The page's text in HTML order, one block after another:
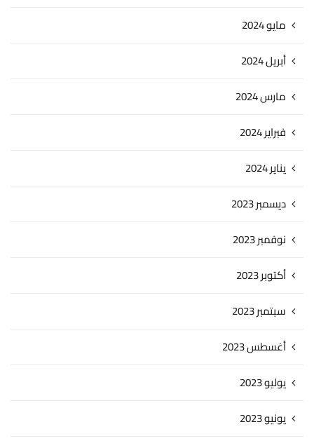
مايو 2024
أبريل 2024
مارس 2024
فبراير 2024
يناير 2024
ديسمبر 2023
نوفمبر 2023
أكتوبر 2023
سبتمبر 2023
أغسطس 2023
يوليو 2023
يونيو 2023